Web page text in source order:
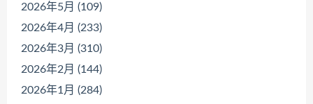
2026年5月 (109)
2026年4月 (233)
2026年3月 (310)
2026年2月 (144)
2026年1月 (284)